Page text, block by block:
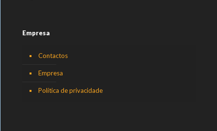
Empresa
Contactos
Empresa
Política de privacidade